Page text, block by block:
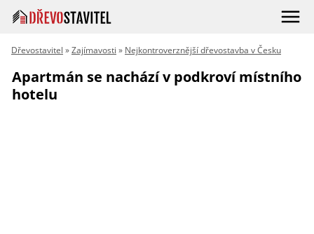
Dřevostavitel »Zajímavosti » Nejkontroverznější dřevostavba v Česku
Apartmán se nachází v podkroví místního
hotelu